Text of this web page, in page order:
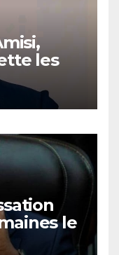
les
à
la
le